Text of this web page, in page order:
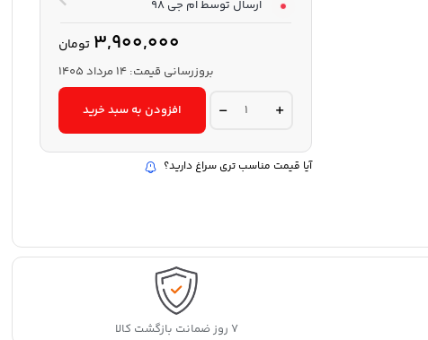
ارسال توسط ام جی 98
3,900,000 تومان
بروزرسانی قیمت: 14 مرداد 1405
الکترو
موتور
آبی
الکتروصنعت
ری
افزودن به سبد خرید
آیا قیمت مناسب تری سراغ دارید؟
۷ روز ضمانت بازگشت کالا